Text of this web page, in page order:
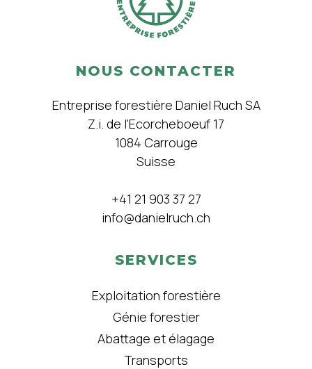
NOUS CONTACTER
Entreprise forestière Daniel Ruch SA
Z.i. de l'Ecorcheboeuf 17
1084 Carrouge
Suisse
+41 21 903 37 27
info@danielruch.ch
SERVICES
Exploitation forestière
Génie forestier
Abattage et élagage
Transports